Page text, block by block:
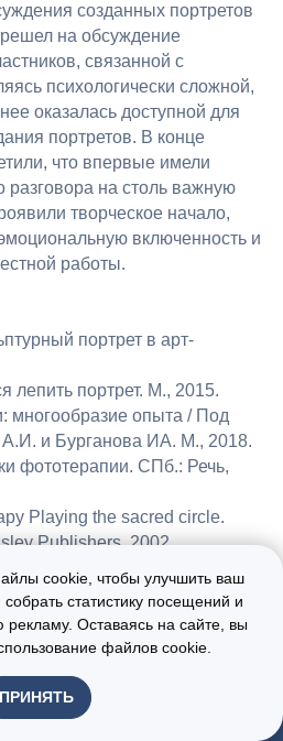
созданных портретов
на обсуждение
связанной с
психологически сложной,
оказалась доступной для
портретов. В конце
что впервые имели
разговора на столь важную
творческое начало,
включенность и
работы.
портрет в арт-
лепить портрет. М., 2015.
многообразие опыта / Под
и Бурганова ИА. М., 2018.
фототерапии. СПб.: Речь,
Playing the sacred circle.
Publishers, 2002.
cookie, чтобы улучшить ваш
собрать статистику посещений и
Оставаясь на сайте, вы
файлов cookie.
ПРИНЯТЬ